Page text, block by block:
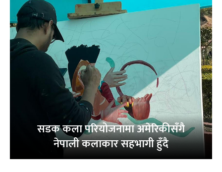
सडक कला परियोजनामा अमेरिकीसँगै
नेपाली कलाकार सहभागी हुँदै